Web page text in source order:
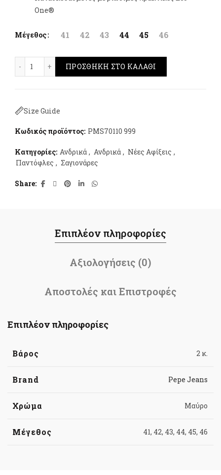
One®
Μέγεθος 41 42 43 44 45 46
ΠΡΟΣΘΉΚΗ ΣΤΟ ΚΑΛΆΘΙ
Size Guide
Κωδικός προϊόντος: PMS70110 999
Κατηγορίες: Ανδρικά , Ανδρικά , Νέες Αφίξεις ,
Παντόφλες , Σαγιονάρες
Share
Επιπλέον πληροφορίες
Αξιολογήσεις (0)
Αποστολές και Επιστροφές
Επιπλέον πληροφορίες
Βάρος 2 κ.
Brand Pepe Jeans
Χρώμα Μαύρο
Μέγεθος 41, 42, 43, 44, 45, 46